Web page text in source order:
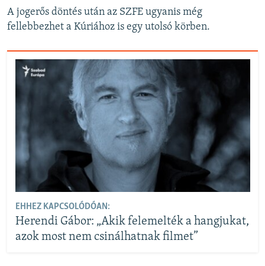
A jogerős döntés után az SZFE ugyanis még
fellebbezhet a Kúriához is egy utolsó körben.
EHHEZ KAPCSOLÓDÓAN:
Herendi Gábor: „Akik felemelték a hangjukat,
azok most nem csinálhatnak filmet”